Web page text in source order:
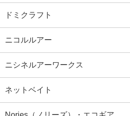
ドミクラフト
ニコルルアー
ニシネルアーワークス
ネットベイト